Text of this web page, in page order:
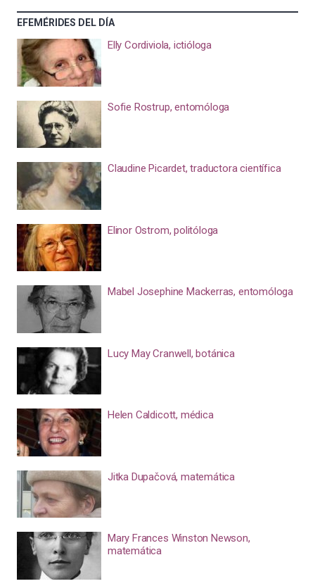
EFEMÉRIDES DEL DÍA
Elly Cordiviola, ictióloga
Sofie Rostrup, entomóloga
Claudine Picardet, traductora científica
Elinor Ostrom, politóloga
Mabel Josephine Mackerras, entomóloga
Lucy May Cranwell, botánica
Helen Caldicott, médica
Jitka Dupačová, matemática
Mary Frances Winston Newson,
matemática